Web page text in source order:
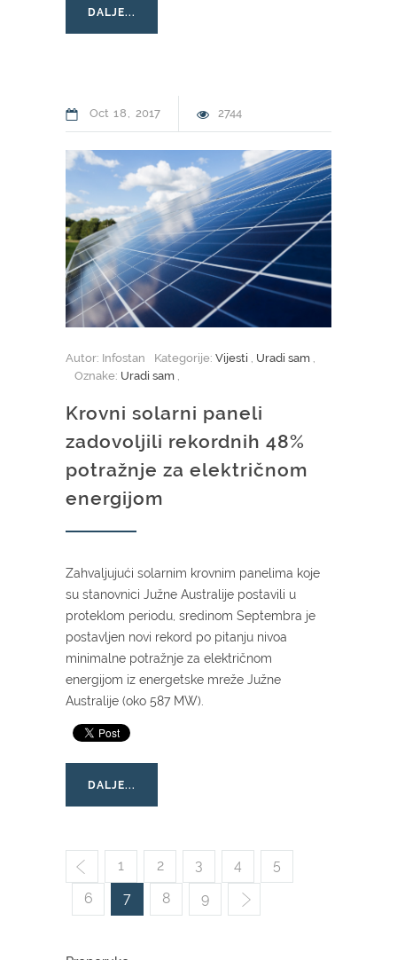
DALJE...
Oct 18 2017 2744
Autor: Infostan Kategorije: Vijesti , Uradi sam ,
Oznake: Uradi sam ,
Krovni solarni paneli
zadovoljili rekordnih 48%
potražnje za električnom
energijom
Zahvaljujući solarnim krovnim panelima koje
su stanovnici Južne Australije postavili u
proteklom periodu, sredinom Septembra je
postavljen novi rekord po pitanju nivoa
minimalne potražnje za električnom
energijom iz energetske mreže Južne
Australije (oko 587 MW).
DALJE...
1 2 3 4
5
6
7 8 9